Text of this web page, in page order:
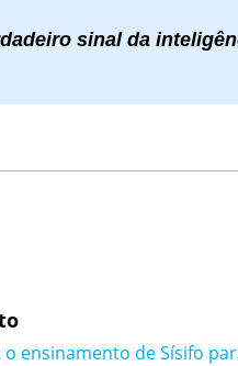
sinal da
ensinamento de Sísifo